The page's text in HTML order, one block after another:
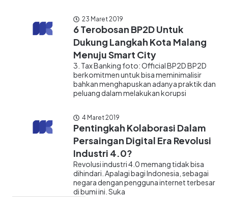
23 Maret 2019
6 Terobosan BP2D Untuk
Dukung Langkah Kota Malang
Menuju Smart City
3. Tax Banking foto: Official BP2D BP2D
berkomitmen untuk bisa meminimalisir
bahkan menghapuskan adanya praktik dan
peluang dalam melakukan korupsi
4 Maret 2019
Pentingkah Kolaborasi Dalam
Persaingan Digital Era Revolusi
Industri 4.0?
Revolusi industri 4.0 memang tidak bisa
dihindari. Apalagi bagi Indonesia, sebagai
negara dengan pengguna internet terbesar
di bumi ini. Suka